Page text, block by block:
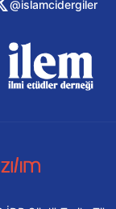
@islamcidergiler